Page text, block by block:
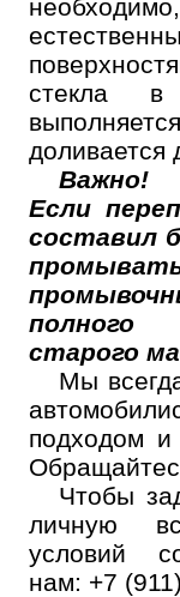
стекла
доливается
Важно!
Если
составил
полного
старого
Мы
подходом и
Чтобы
личную
условий
нам: +7